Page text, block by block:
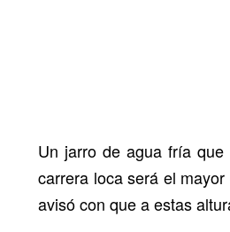
Un jarro de agua fría
carrera loca será el
avisó con que a estas